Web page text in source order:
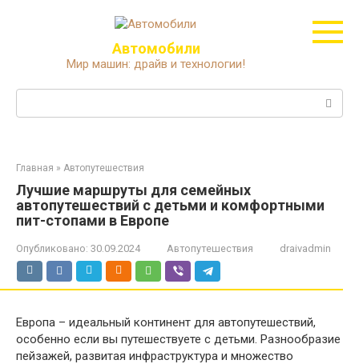
Автомобили
Мир машин: драйв и технологии!
Главная » Автопутешествия
Лучшие маршруты для семейных
автопутешествий с детьми и комфортными
пит-стопами в Европе
Опубликовано: 30.09.2024 Автопутешествия draivadmin
Европа – идеальный континент для автопутешествий,
особенно если вы путешествуете с детьми. Разнообразие
пейзажей, развитая инфраструктура и множество